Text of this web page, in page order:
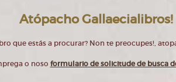
Atópacho Gallaecialibros!
que estás a procurar? Non te preocupes!,
o noso formulario de solicitude de busca